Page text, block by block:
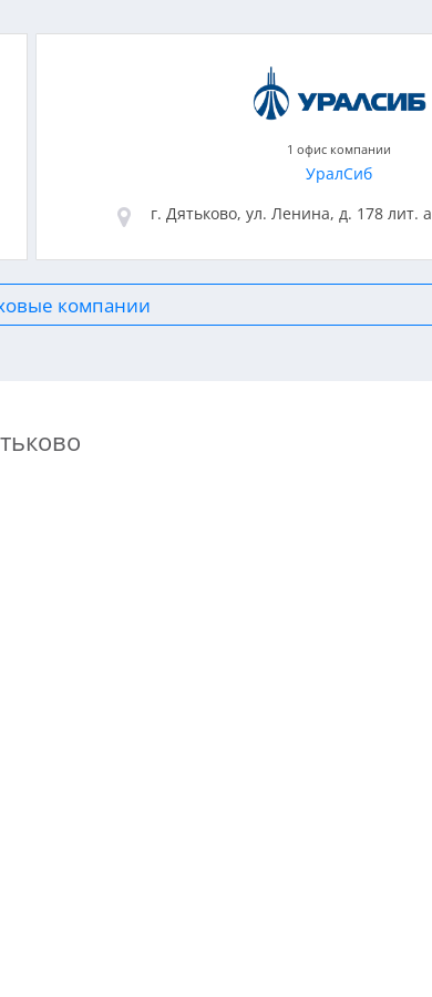
1 офис компании
УралСиб
г. Дятьково, ул. Ленина, д. 178 лит. а
компании